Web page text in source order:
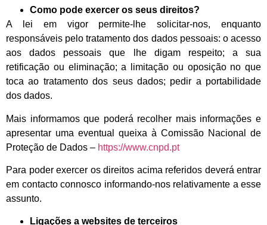
Como pode exercer os seus direitos?
A lei em vigor permite-lhe solicitar-nos, enquanto
responsáveis pelo tratamento dos dados pessoais: o acesso
aos dados pessoais que lhe digam respeito; a sua
retificação ou eliminação; a limitação ou oposição no que
toca ao tratamento dos seus dados; pedir a portabilidade
dos dados.
Mais informamos que poderá recolher mais informações e
apresentar uma eventual queixa à Comissão Nacional de
Proteção de Dados – https://www.cnpd.pt
Para poder exercer os direitos acima referidos deverá entrar
em contacto connosco informando-nos relativamente a esse
assunto.
Ligações a websites de terceiros